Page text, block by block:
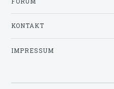
KONTAKT
IMPRESSUM